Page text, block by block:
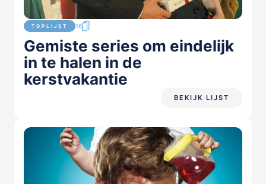
TOPLIJST 16
Gemiste series om eindelijk
in te halen in de
kerstvakantie
BEKIJK LIJST